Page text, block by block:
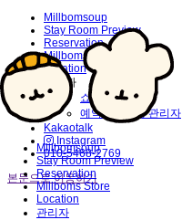
Millbomsoup
Stay Room Preview
Reservation
Millboms Store
Location
관리자
Millbomsoup
Stay Room Preview
Reservation
Millboms Store
Location
관리자
쇼핑몰 관리자
예약프로그램 관리자
Kakaotalk
Instagram
010-5468-2769
본문으로 이동하기